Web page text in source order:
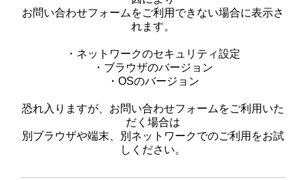
お問い合わせフォームをご利用できない場合に表示さ
れます。
・ネットワークのセキュリティ設定
・ブラウザのバージョン
・OSのバージョン
恐れ入りますが、お問い合わせフォームをご利用いた
だく場合は
別ブラウザや端末、別ネットワークでのご利用をお試
しください。